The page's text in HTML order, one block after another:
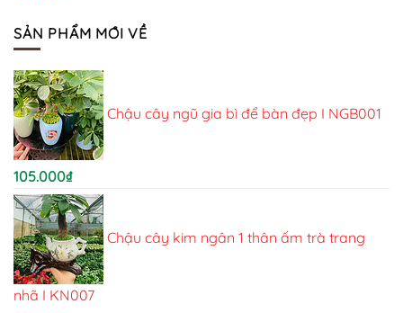
SẢN PHẨM MỚI VỀ
Chậu cây ngũ gia bì để bàn đẹp I NGB001
105.000₫
Chậu cây kim ngân 1 thân ấm trà trang
nhã I KN007